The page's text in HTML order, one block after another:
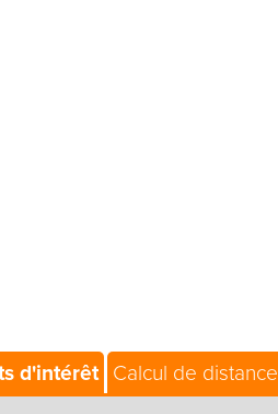
d'intérêt Calcul de distance